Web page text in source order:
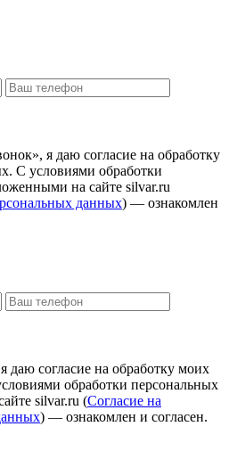
я даю согласие на обработку
С условиями обработки
на сайте silvar.ru
данных) — ознакомлен
даю согласие на обработку моих
обработки персональных
silvar.ru (Согласие на
) — ознакомлен и согласен.